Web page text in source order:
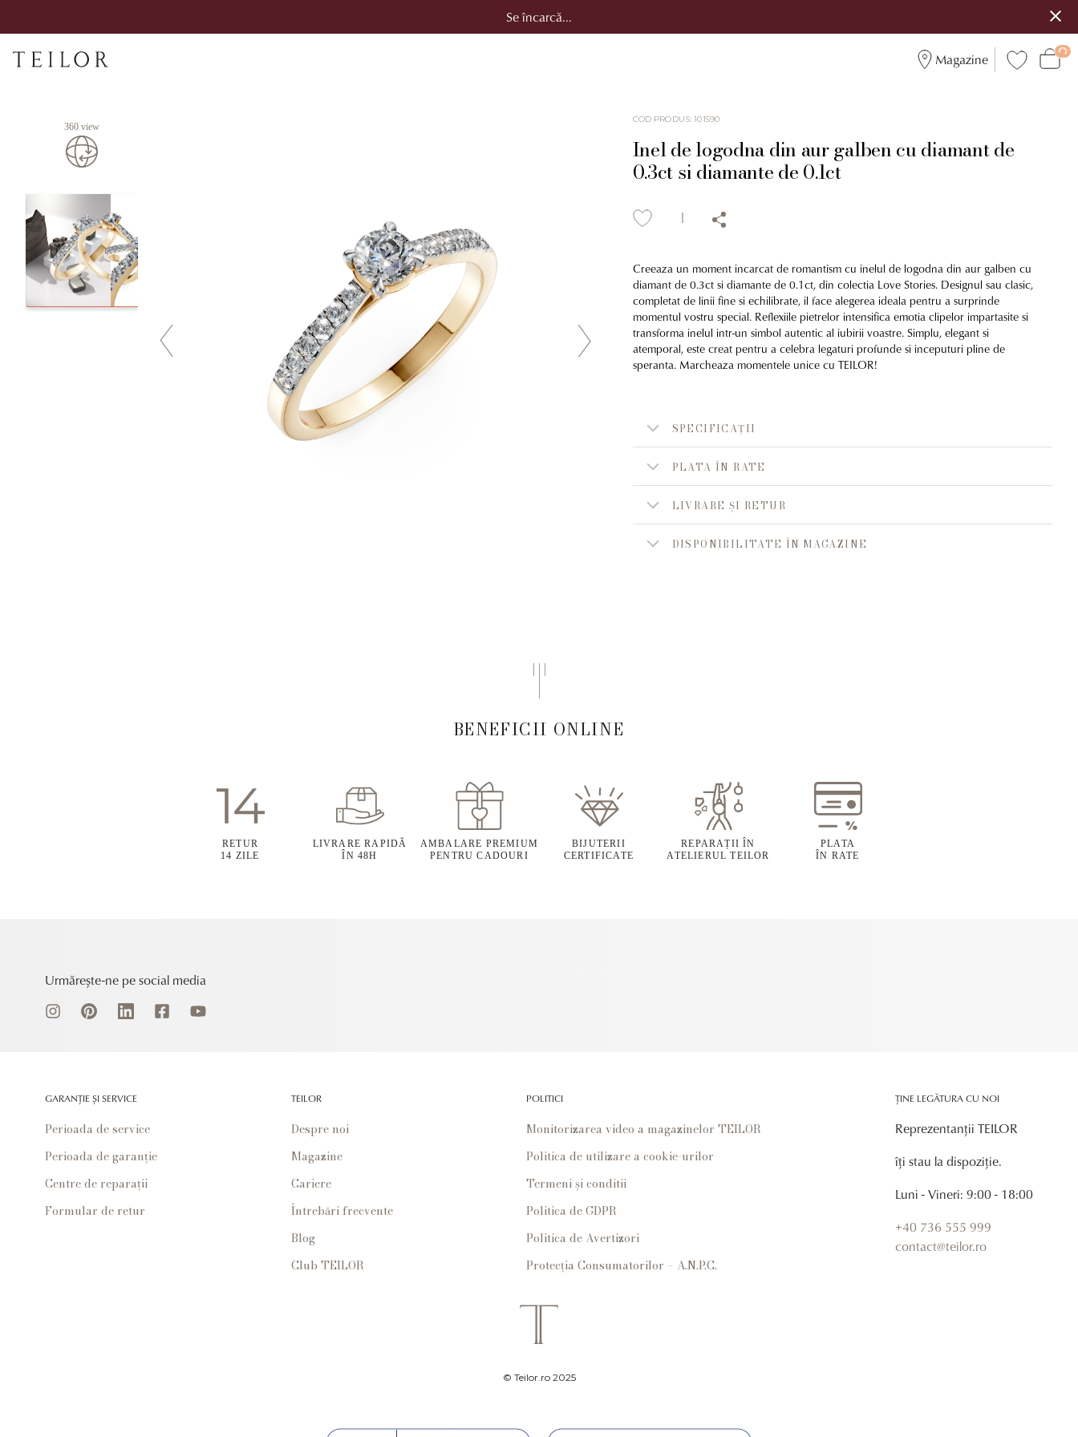
Se încarcă...
Magazine
360 view
COD PRODUS:101590
Inel de logodna din aur galben cu diamant de
0.3ct si diamante de 0.1ct
Creeaza un moment incarcat de romantism cu inelul de logodna din aur galben cu
diamant de 0.3ct si diamante de 0.1ct, din colectia Love Stories. Designul sau clasic,
completat de linii fine si echilibrate, il face alegerea ideala pentru a surprinde
momentul vostru special. Reflexiile pietrelor intensifica emotia clipelor impartasite si
transforma inelul intr-un simbol autentic al iubirii voastre. Simplu, elegant si
atemporal, este creat pentru a celebra legaturi profunde si inceputuri pline de
speranta. Marcheaza momentele unice cu TEILOR!
SPECIFICAȚII
PLATA ÎN RATE
LIVRARE ȘI RETUR
DISPONIBILITATE ÎN MAGAZINE
BENEFICII ONLINE
RETUR
14 ZILE
LIVRARE RAPIDĂ
ÎN 48H
AMBALARE PREMIUM
PENTRU CADOURI
BIJUTERII
CERTIFICATE
REPARAȚII ÎN
ATELIERUL TEILOR
PLATA
ÎN RATE
Urmărește-ne pe social media
GARANȚIE ȘI SERVICE
Perioada de service
Perioada de garanție
Centre de reparații
Formular de retur
TEILOR
Despre noi
Magazine
Cariere
Întrebări frecvente
Blog
Club TEILOR
POLITICI
Monitorizarea video a magazinelor TEILOR
Politica de utilizare a cookie-urilor
Termeni și conditii
Politica de GDPR
Politica de Avertizori
Protecția Consumatorilor – A.N.P.C.
ȚINE LEGĂTURA CU NOI
Reprezentanții TEILOR
îți stau la dispoziție.
Luni - Vineri: 9:00 - 18:00
+40 736 555 999
contact@teilor.ro
© Teilor.ro 2025